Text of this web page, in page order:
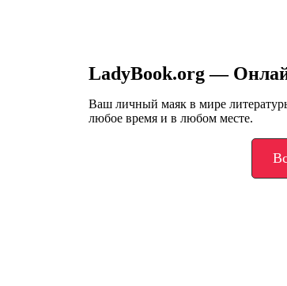
LadyBook.org —
Ваш личный маяк в мире
любое время и в любом месте.